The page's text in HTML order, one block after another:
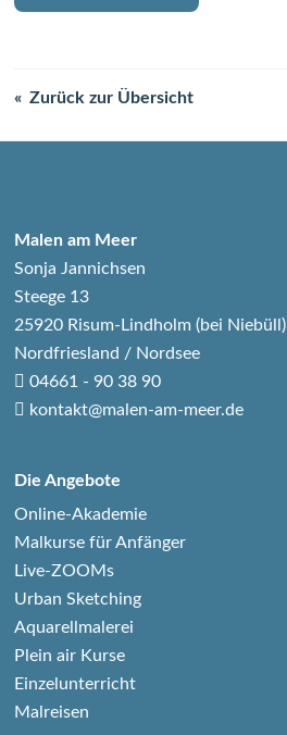
Zurück zur Übersicht
Malen am Meer
Sonja Jannichsen
Steege 13
25920 Risum-Lindholm (bei Niebüll)
Nordfriesland / Nordsee
04661 - 90 38 90
kontakt@malen-am-meer.de
Die Angebote
Online-Akademie
Malkurse für Anfänger
Live-ZOOMs
Urban Sketching
Aquarellmalerei
Plein air Kurse
Einzelunterricht
Malreisen